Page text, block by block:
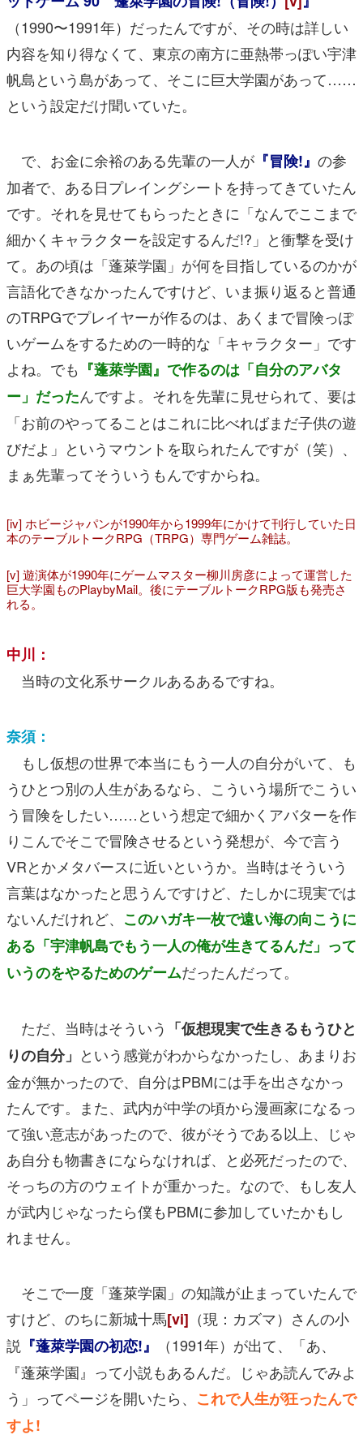
（1990〜1991年）だったんですが、その時は詳しい
内容を知り得なくて、東京の南方に亜熱帯っぽい宇津
帆島という島があって、そこに巨大学園があって……
という設定だけ聞いていた。
で、お金に余裕のある先輩の一人が 『冒険!』 の参
加者で、ある日プレイングシートを持ってきていたん
です。それを見せてもらったときに「なんでここまで
細かくキャラクターを設定するんだ!?」と衝撃を受け
て。あの頃は「蓬萊学園」が何を目指しているのかが
言語化できなかったんですけど、いま振り返ると普通
のTRPGでプレイヤーが作るのは、あくまで冒険っぽ
いゲームをするための一時的な「キャラクター」です
よね。でも 『蓬萊学園』で作るのは「自分のアバタ
ー」だったんですよ。それを先輩に見せられて、要は
「お前のやってることはこれに比べればまだ子供の遊
びだよ」というマウントを取られたんですが（笑）、
まぁ先輩ってそういうもんですからね。
[iv] ホビージャパンが1990年から1999年にかけて刊行していた日
本のテーブルトークRPG（TRPG）専門ゲーム雑誌。
[v] 遊演体が1990年にゲームマスター柳川房彦によって運営した
巨大学園ものPlaybyMail。後にテーブルトークRPG版も発売さ
れる。
中川：
当時の文化系サークルあるあるですね。
奈須：
もし仮想の世界で本当にもう一人の自分がいて、も
うひとつ別の人生があるなら、こういう場所でこうい
う冒険をしたい……という想定で細かくアバターを作
りこんでそこで冒険させるという発想が、今で言う
VRとかメタバースに近いというか。当時はそういう
言葉はなかったと思うんですけど、たしかに現実では
ないんだけれど、 このハガキ一枚で遠い海の向こうに
ある「宇津帆島でもう一人の俺が生きてるんだ」って
いうのをやるためのゲームだったんだって。
ただ、当時はそういう 「仮想現実で生きるもうひと
りの自分」 という感覚がわからなかったし、あまりお
金が無かったので、自分はPBMには手を出さなかっ
たんです。また、武内が中学の頃から漫画家になるっ
て強い意志があったので、彼がそうである以上、じゃ
あ自分も物書きにならなければ、と必死だったので、
そっちの方のウェイトが重かった。なので、もし友人
が武内じゃなったら僕もPBMに参加していたかもし
れません。
そこで一度「蓬萊学園」の知識が止まっていたんで
すけど、のちに新城十馬[vi] （現：カズマ）さんの小
説 『蓬萊学園の初恋!』
（1991年）が出て、「あ、
『蓬萊学園』って小説もあるんだ。じゃあ読んでみよ
う」ってページを開いたら、 これで人生が狂ったんで
すよ!